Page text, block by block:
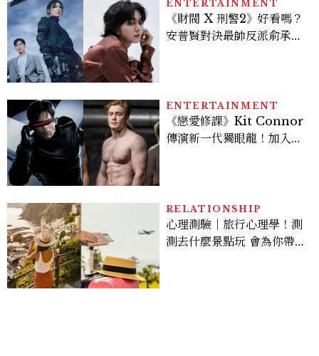
ENTERTAINMENT
《財閥 X 刑警2》好看嗎？
安普賢對決最帥反派俞承
多大？
ENTERTAINMENT
《戀愛修課》Kit Connor
傳演新一代獨眼龍！加入新
RELATIONSHIP
心理測驗｜旅行心理學！測
測去什麼景點玩 會為你帶來